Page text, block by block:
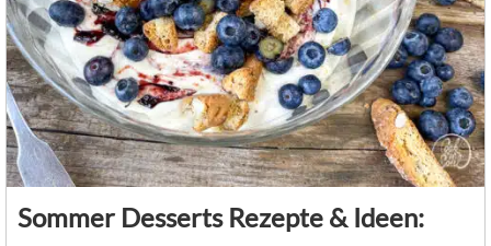
Sommer Desserts Rezepte & Ideen: